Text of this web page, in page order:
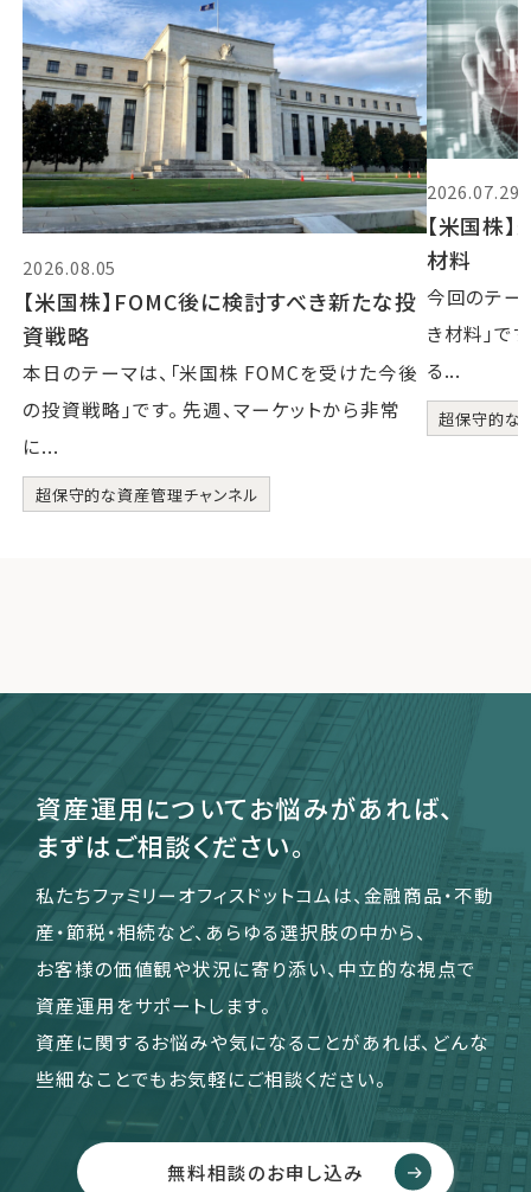
2026.08.05
【米国株】FOMC後に検討すべき新たな投
資戦略
本日のテーマは、「米国株 FOMCを受けた今後
の投資戦略」です。 先週、マーケットから非常
に...
超保守的な資産管理チャンネル
2026.07.29
【米国株
材料
今回のテー
き材料」で
る...
超保守的な
資産運用についてお悩みがあれば、
まずはご相談ください。
私たちファミリーオフィスドットコムは、金融商品・不動
産・節税・相続など、あらゆる選択肢の中から、
お客様の価値観や状況に寄り添い、中立的な視点で
資産運用をサポートします。
資産に関するお悩みや気になることがあれば、どんな
些細なことでもお気軽にご相談ください。
無料相談のお申し込み